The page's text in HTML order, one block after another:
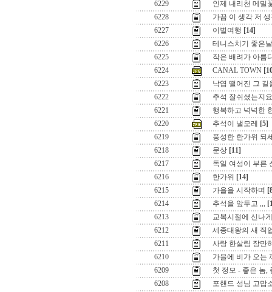
6229
인제 내리천 메밀
6228
가끔 이 생각 저
6227
이별여행 [14]
6226
테니스치기 좋은
6225
작은 배려가 아름
6224
CANAL TOWN
6223
낙엽 떨어진 그 길
6222
추석 잘쉬셨는지
6221
행복하고 넉넉한
6220
추석이 낼모레
[5]
6219
풍성한 한가위 되
6218
문상 [11]
6217
독일 여성이 부른
6216
한가위 [14]
6215
가을을 시작하며
6214
추석을 앞두고 ,,,
6213
교복시절에 신나
6212
세종대왕의 새 직
6211
사랑 한살림 장만
6210
가을에 비가 오는
6209
첫 정모 - 좋은 놈,
6208
포핸드 성님 고맙